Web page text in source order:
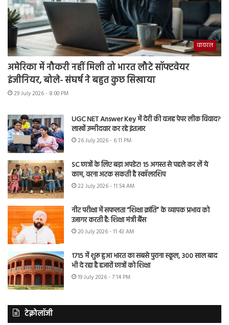
वायरल
अमेरिका में नौकरी नहीं मिली तो भारत लौटे सॉफ्टवेयर
इंजीनियर, बोले- संघर्ष ने बहुत कुछ सिखाया
29 July 2026 - 8:00 PM
UGC NET Answer Key में देरी की वजह पेपर लीक विवाद?
लाखों उम्मीदवार कर रहे इंतजार
26 July 2026 - 6:11 PM
SC छात्रों के लिए बड़ा अपडेट! 15 अगस्त से पहले कर लें ये
काम, वरना अटक सकती है स्कॉलरशिप
22 July 2026 - 11:54 AM
नीट परीक्षा में सफलता “शिक्षा क्रांति” के व्यापक प्रभाव को
उजागर करती है: शिक्षा मंत्री बैंस
20 July 2026 - 11:43 AM
1715 में शुरू हुआ भारत का सबसे पुराना स्कूल, 300 साल बाद
भी दे रहा है हजारों छात्रों को शिक्षा
19 July 2026 - 7:14 PM
टेक्नोलॉजी